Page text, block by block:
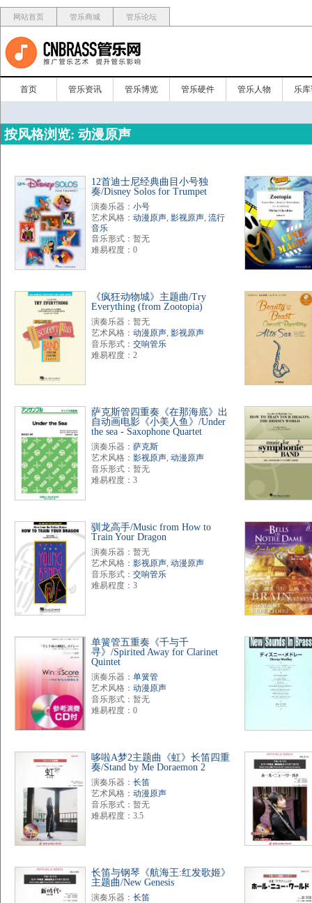
网站首页 管乐商城 管乐论坛
首页 管乐资讯 管乐博览 管乐硬件 管乐人物 乐
按风格浏览: 动漫原声
12首迪士尼经典曲目小号独
奏/Disney Solos for Trumpet
演奏乐器： 小号
艺术风格： 动漫原声, 影视原声, 流行
音乐
音乐形式：暂无
难易程度：0
《疯狂动物城》主题曲/Try
Everything (from Zootopia)
演奏乐器：暂无
艺术风格： 动漫原声, 影视原声
音乐形式： 交响管乐
难易程度：2
萨克斯管四重奏《在那海底》出
自动画电影《小美人鱼》/Under
the sea - Saxophone Quartet
演奏乐器： 萨克斯
艺术风格： 影视原声, 动漫原声
音乐形式：暂无
难易程度：3
驯龙高手/Music from How to
Train Your Dragon
演奏乐器：暂无
艺术风格： 影视原声, 动漫原声
音乐形式： 交响管乐
难易程度：3
单簧管五重奏《千与千
寻》/Spirited Away for Clarinet
Quintet
演奏乐器： 单簧管
艺术风格： 动漫原声
音乐形式：暂无
难易程度：0
哆啦A梦2主题曲《虹》长笛四重
奏/Stand by Me Doraemon 2
演奏乐器： 长笛
艺术风格： 动漫原声
音乐形式：暂无
难易程度：3.5
长笛与钢琴《航海王:红发歌姬》
主题曲/New Genesis
演奏乐器： 长笛